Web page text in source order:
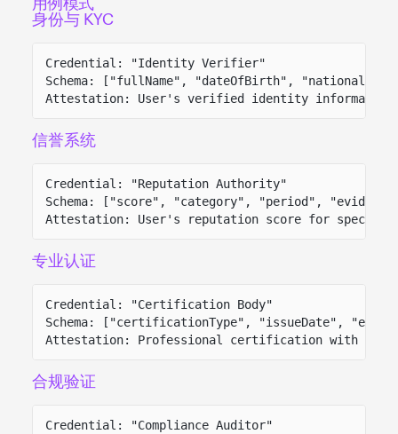
身份与 KYC
Credential: "Identity Verifier"
Schema: ["fullName", "dateOfBirth",
Attestation: User's verified identity information
信誉系统
Credential: "Reputation Authority"
Schema: ["score", "category", "period",
Attestation: User's reputation score for specific
专业认证
Credential: "Certification Body"
Schema: ["certificationType", "issueDate",
Attestation: Professional certification with
合规验证
Credential: "Compliance Auditor"